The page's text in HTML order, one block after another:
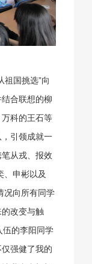
祖国挑选”向
合联想的柳
科的王石等
引领成就一
从戎、报效
、申彬以及
况向所有同学
改变与触
伍的李阳同学
强健了我的